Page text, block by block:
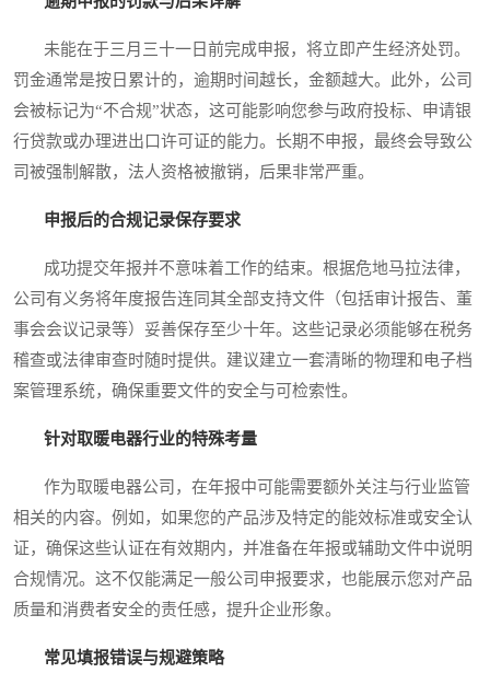
未能在于三月三十一日前完成申报，将立即产生经济处罚。
罚金通常是按日累计的，逾期时间越长，金额越大。此外，公司
会被标记为“不合规”状态，这可能影响您参与政府投标、申请银
行贷款或办理进出口许可证的能力。长期不申报，最终会导致公
司被强制解散，法人资格被撤销，后果非常严重。
申报后的合规记录保存要求
成功提交年报并不意味着工作的结束。根据危地马拉法律，
公司有义务将年度报告连同其全部支持文件（包括审计报告、董
事会会议记录等）妥善保存至少十年。这些记录必须能够在税务
稽查或法律审查时随时提供。建议建立一套清晰的物理和电子档
案管理系统，确保重要文件的安全与可检索性。
针对取暖电器行业的特殊考量
作为取暖电器公司，在年报中可能需要额外关注与行业监管
相关的内容。例如，如果您的产品涉及特定的能效标准或安全认
证，确保这些认证在有效期内，并准备在年报或辅助文件中说明
合规情况。这不仅能满足一般公司申报要求，也能展示您对产品
质量和消费者安全的责任感，提升企业形象。
常见填报错误与规避策略